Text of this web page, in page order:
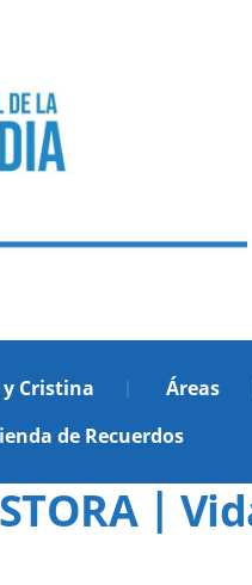
Cristina Áreas
de Recuerdos
|